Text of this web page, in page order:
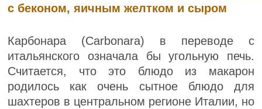
с беконом, яичным желтком и сыром
Карбонара (Carbonara) в переводе с
итальянского означала бы угольную печь.
Считается, что это блюдо из макарон
родилось как очень сытное блюдо для
шахтеров в центральном регионе Италии, но